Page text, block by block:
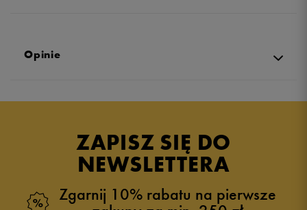
Opinie
ZAPISZ SIĘ DO
NEWSLETTERA
Zgarnij 10% rabatu na pierwsze